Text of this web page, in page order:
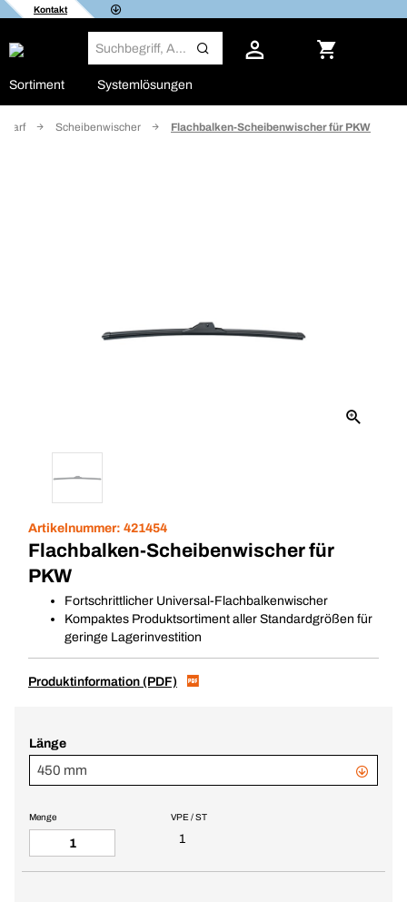
Kontakt
Sortiment Systemlösungen
Scheibenwischer Flachbalken-Scheibenwischer für PKW
Artikelnummer: 421454
Flachbalken-Scheibenwischer für
PKW
Fortschrittlicher Universal-Flachbalkenwischer
Kompaktes Produktsortiment aller Standardgrößen für
geringe Lagerinvestition
Produktinformation (PDF)
Länge
450 mm
VPE / ST
1
Menge